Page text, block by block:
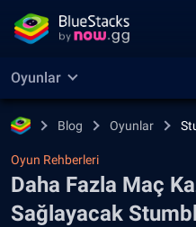
Oyunlar
Blog Oyunlar
Oyun Rehberleri
Daha Fazla Maç
Sağlayacak